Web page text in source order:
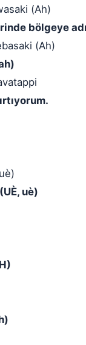
(Ah)
bölgeye
(Ah)
uè)